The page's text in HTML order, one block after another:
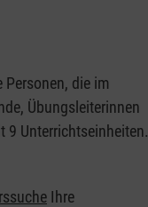
die im
Übungsleiterinnen
9 Unterrichtseinheiten.
Ihre